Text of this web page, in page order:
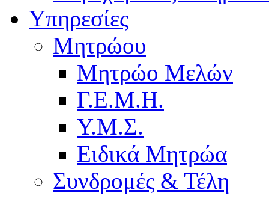
Υπηρεσίες
Μητρώου
Μητρώο Μελών
Γ.Ε.Μ.Η.
Υ.Μ.Σ.
Ειδικά Μητρώα
Συνδρομές & Τέλη